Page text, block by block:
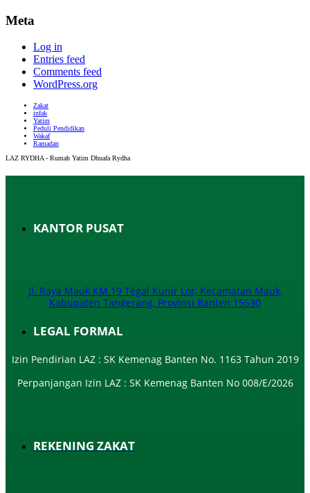
Meta
Log in
Entries feed
Comments feed
WordPress.org
Zakat
infak
Yatim
Peduli Pendidikan
Wakaf
Ramadan
LAZ RYDHA - Rumah Yatim Dhuafa Rydha
KANTOR PUSAT
Jl. Raya Mauk KM.19 Tegal Kunir Lor, Kecamatan Mauk,
Kabupaten Tangerang, Provinsi Banten 15530
LEGAL FORMAL
Izin Pendirian LAZ : SK Kemenag Banten No. 1163 Tahun 2019
Perpanjangan Izin LAZ : SK Kemenag Banten No 008/E/2026​
REKENING ZAKAT